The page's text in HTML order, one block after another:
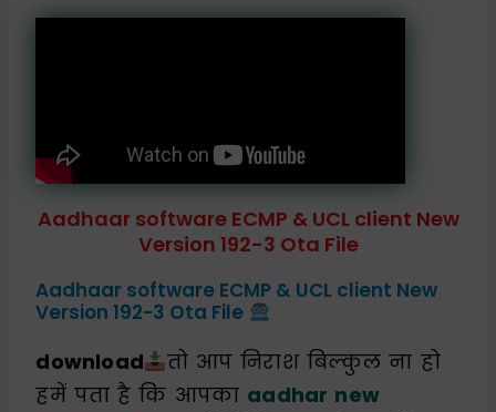
Aadhaar software ECMP & UCL client New
Version 192-3 Ota File
Aadhaar software ECMP & UCL client New
Version 192-3 Ota File
download
तो आप निराश बिल्कुल ना हो
हमें पता है कि आपका aadhar new